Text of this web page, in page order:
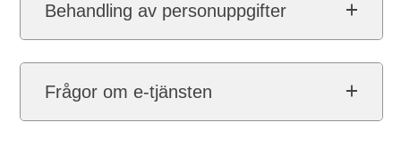
Behandling av personuppgifter
Frågor om e-tjänsten